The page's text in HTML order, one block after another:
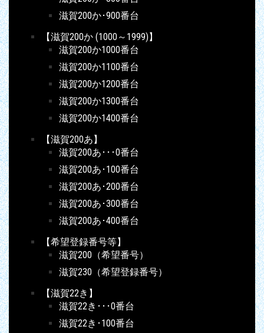
滋賀200か･900番台
【滋賀200か (1000～1999)】
滋賀200か1000番台
滋賀200か1100番台
滋賀200か1200番台
滋賀200か1300番台
滋賀200か1400番台
【滋賀200あ】
滋賀200あ･･･0番台
滋賀200あ･100番台
滋賀200あ･200番台
滋賀200あ･300番台
滋賀200あ･400番台
【希望登録番号等】
滋賀200（希望番号）
滋賀230（希望登録番号）
【滋賀22き】
滋賀22き･･･0番台
滋賀22き･100番台